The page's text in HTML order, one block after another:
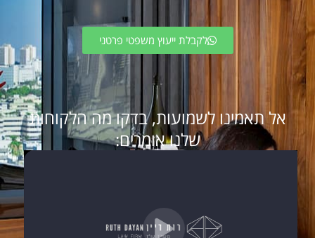
לקבלת ייעוץ משפטי פרטני
אל תאמינו לשמועות, בדקו מה הלקוחות
שלנו אומרים: